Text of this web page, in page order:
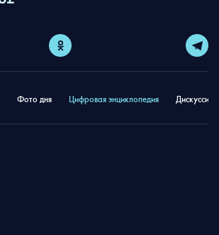
Фото дня Цифровая энциклопедия